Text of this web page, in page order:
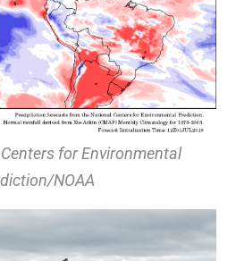
for Environmental
NOAA